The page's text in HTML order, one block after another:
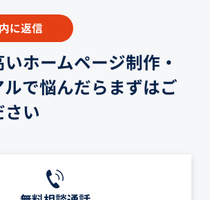
に返信
ホームページ制作・
ルで悩んだらまずはご
い